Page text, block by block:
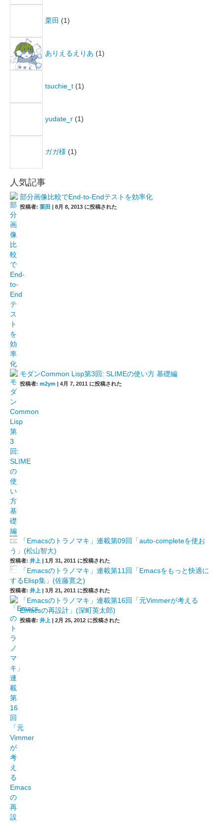
栗田 (1)
ありえるえりあ (1)
tsuchie_t (1)
yudate_r (1)
ガガ様 (1)
人気記事
部分画像比較でEnd-to-Endテストを効率化
投稿者: 栗田 | 8月 8, 2013 に投稿された
モダンCommon Lisp第3回: SLIMEの使い方 基礎編
投稿者: m2ym | 4月 7, 2011 に投稿された
「Emacsのトラノマキ」連載第09回「auto-completeを使お
う」(松山智大)
投稿者: 井上 | 1月 31, 2011 に投稿された
「Emacsのトラノマキ」連載第11回「Emacsをもっと快適に
するElisp集」(佐藤寛之)
投稿者: 井上 | 3月 21, 2011 に投稿された
「Emacsのトラノマキ」連載第16回「元Vimmerが考える
Emacsの再設計」(深町英太郎)
投稿者: 井上 | 2月 25, 2012 に投稿された